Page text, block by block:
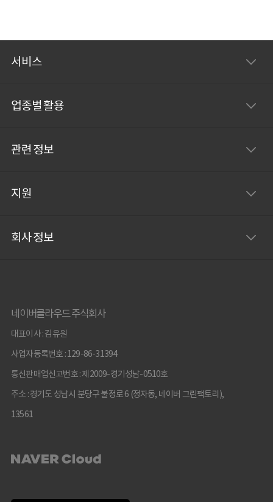
서비스
업종별 활용
관련 정보
지원
회사 정보
네이버클라우드 주식회사
대표이사 : 김유원
사업자등록번호 : 129-86-31394
통신판매업신고번호 : 제2009-경기성남-0510호
주소 : 경기도 성남시 분당구 불정로 6 (정자동, 네이버 그린팩토리),
13561